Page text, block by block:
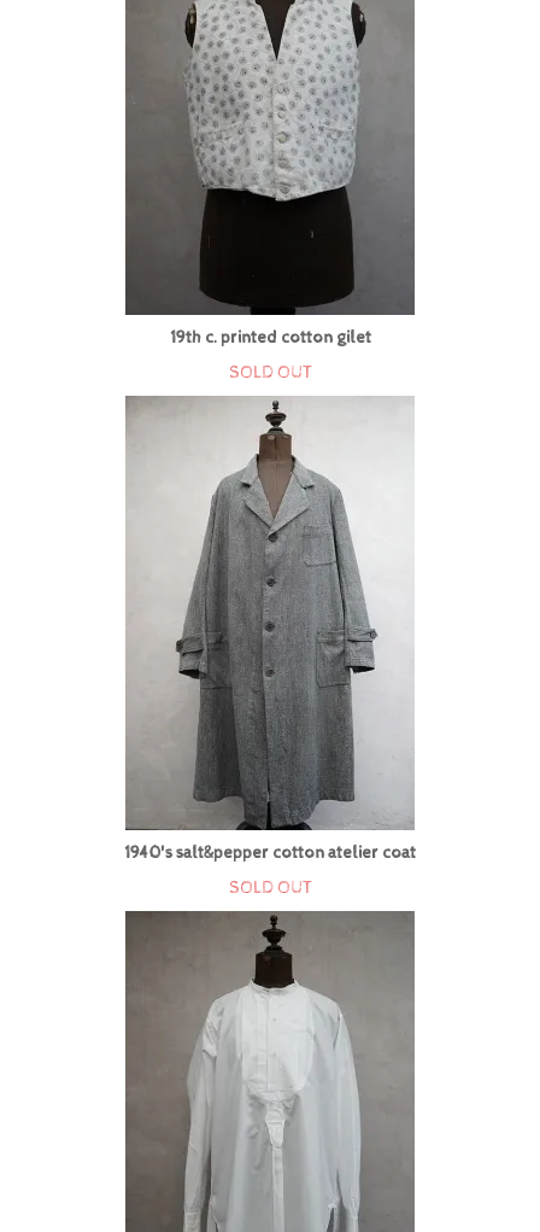
19th c. printed cotton gilet
SOLD OUT
1940's salt&pepper cotton atelier coat
SOLD OUT